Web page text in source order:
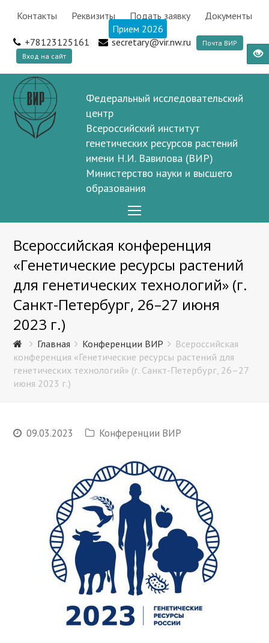
Контакты Реквизиты Подать заявку
Документы
Прием 2026
+78123125161
secretary@vir.nw.ru
Почта ВИР
Вход на сайт
Федеральный исследовательский
центр
Всероссийский институт
генетических ресурсов растений
имени Н.И. Вавилова (ВИР)
Министерство науки и высшего
образования
Menu
Всероссийская конференция
«Генетические ресурсы растений
для генетических технологий» (г.
Санкт-Петербург, 26–27 июня
2023 г.)
Главная Конференции ВИР
Всероссийская
конференция «Генетические ресурсы растений для
генетических технологий» (г. Санкт-Петербург, 26–27
июня 2023 г.)
09.03.2023 Конференции ВИР